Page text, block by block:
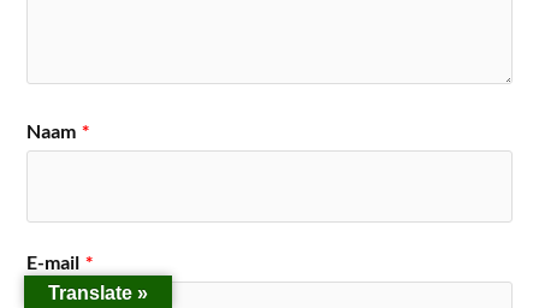
Naam *
E-mail *
Translate »